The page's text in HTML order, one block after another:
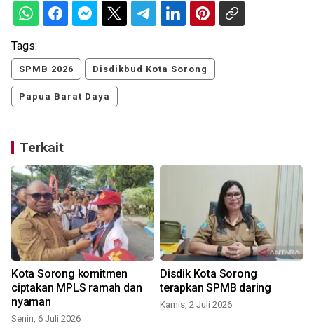
Tags:
SPMB 2026 Disdikbud Kota Sorong
Papua Barat Daya
Terkait
Kota Sorong komitmen
ciptakan MPLS ramah dan
nyaman
Senin, 6 Juli 2026
Disdik Kota Sorong
terapkan SPMB daring
Kamis, 2 Juli 2026